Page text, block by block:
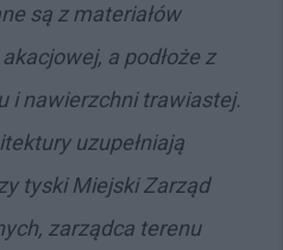
są z materiałów
a podłoże z
i nawierzchni trawiastej.
uzupełniają
tyski Miejski Zarząd
zarządca terenu